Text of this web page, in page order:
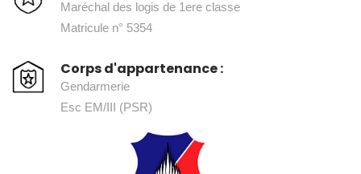
Maréchal des logis de 1ere classe
Matricule n° 5354
Corps d'appartenance :
Gendarmerie
Esc EM/III (PSR)